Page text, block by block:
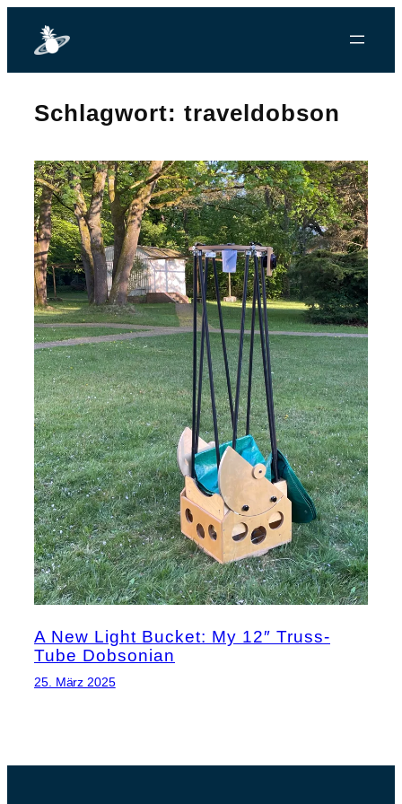
springen
Schlagwort: traveldobson
A New Light Bucket: My 12″ Truss-
Tube Dobsonian
25. März 2025